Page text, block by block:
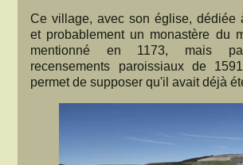
Ce village, avec son église, dédiée
et probablement un monastère du
mentionné en 1173, mais
recensements paroissiaux de
permet de supposer qu'il avait déjà